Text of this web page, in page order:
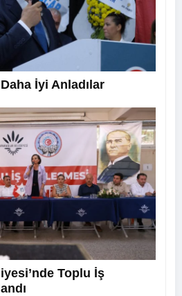
İyi Anladılar
Toplu İş